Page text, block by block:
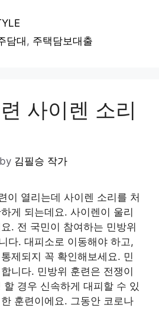
담대, 주택담보대출
사이렌 소리
by 김필승 작가
이 열리는데 사이렌 소리를 처
게 되는데요. 사이렌이 울리
. 전 국민이 참여하는 민방위
다. 대피소로 이동해야 하고,
제되지 꼭 확인해보세요. 민
니다. 민방위 훈련은 전쟁이
경우 신속하게 대피할 수 있
훈련이에요. 그동안 코로나